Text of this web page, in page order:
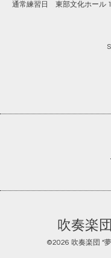
通常練習日 東部文化ホール
吹奏楽
©2026 吹奏楽団 “